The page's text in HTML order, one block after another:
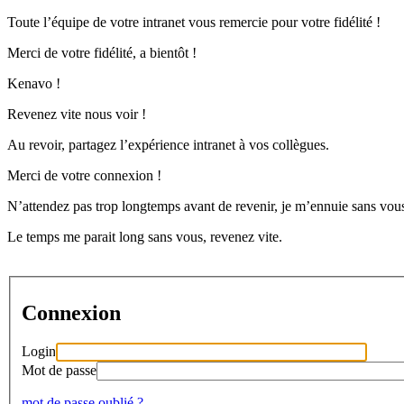
Toute l’équipe de votre intranet vous remercie pour votre fidélité !
Merci de votre fidélité, a bientôt !
Kenavo !
Revenez vite nous voir !
Au revoir, partagez l’expérience intranet à vos collègues.
Merci de votre connexion !
N’attendez pas trop longtemps avant de revenir, je m’ennuie sans
Le temps me parait long sans vous, revenez vite.
Connexion
Login
Mot de passe